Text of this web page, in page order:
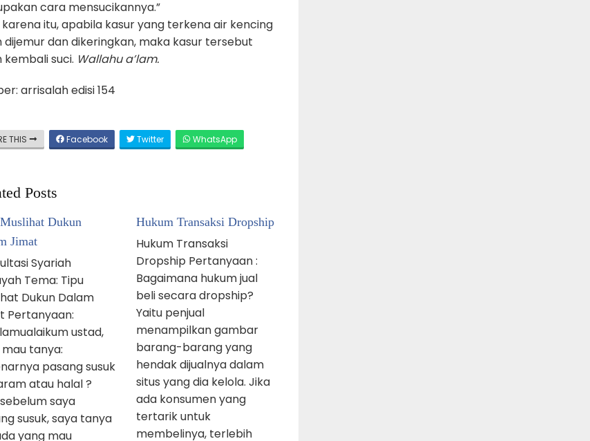
cara mensucikannya.”
itu, apabila kasur yang terkena air kencing
dijemur dan dikeringkan, maka kasur tersebut
kembali suci. Wallahu a’lam.
arrisalah edisi 154
THIS Facebook Twitter WhatsApp
Posts
Dukun
Jimat
Syariah
Tema: Tipu
Dukun Dalam
Pertanyaan:
ustad,
tanya:
pasang susuk
atau halal ?
saya
susuk, saya tanya
yang mau
Hukum Transaksi Dropship
Hukum Transaksi
Dropship Pertanyaan :
Bagaimana hukum jual
beli secara dropship?
Yaitu penjual
menampilkan gambar
barang-barang yang
hendak dijualnya dalam
situs yang dia kelola. Jika
ada konsumen yang
tertarik untuk
membelinya, terlebih